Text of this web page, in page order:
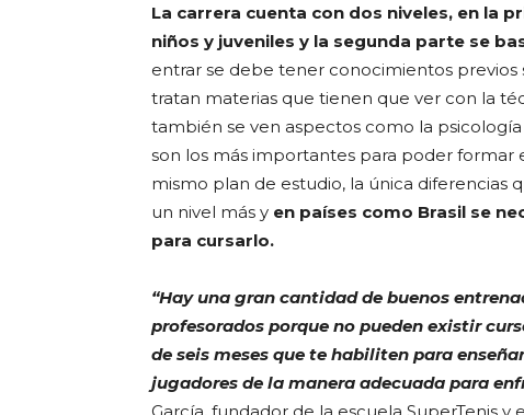
La carrera cuenta con dos niveles, en la
niños y juveniles y la segunda parte se
entrar se debe tener conocimientos
tratan materias que tienen que ver con la
también se ven aspectos como la
son los más importantes para poder
mismo plan de estudio, la única diferencias
un nivel más y en países como Brasil se
para cursarlo.
“Hay una gran cantidad de buenos
profesorados porque no pueden existir
de seis meses que te habiliten para
jugadores de la manera adecuada para